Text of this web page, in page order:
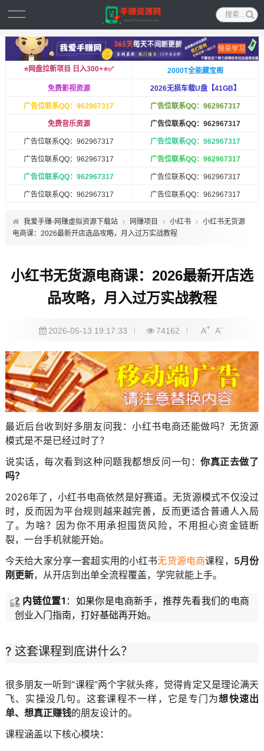
⭐️网盘拉新项目 日入300+⭐️✅ 2000T全能藏宝阁
免费影视资源 2026无损车载U盘【41GB】
广告位联系QQ：962967317 广告位联系QQ：962967317
免费音乐资源 广告位联系QQ：962967317
广告位联系QQ：962967317 广告位联系QQ：962967317
广告位联系QQ：962967317 广告位联系QQ：962967317
广告位联系QQ：962967317 广告位联系QQ：962967317
广告位联系QQ：962967317 广告位联系QQ：962967317
我爱手赚-网赚虚拟资源下载站 网赚项目 小红书
小红书无货源
电商课：2026最新开店选品攻略，月入过万实战教程
小红书无货源电商课：2026最新开店选
品攻略，月入过万实战教程
2026-05-13 19:17:33 74162 A+ A-
最近后台收到好多朋友问我：小红书电商还能做吗？无货源
模式是不是已经过时了？
说实话，每次看到这种问题我都想反问一句：你真正去做了
吗？
2026年了，小红书电商依然是好赛道。无货源模式不仅没过
时，反而因为平台规则越来越完善，反而更适合普通人入局
了。为啥？因为你不用承担囤货风险，不用担心资金链断
裂，一台手机就能开始。
今天给大家分享一套超实用的小红书无货源电商课程， 5月份
刚更新，从开店到出单全流程覆盖，学完就能上手。
? 内链位置1 ：如果你是电商新手，推荐先看我们的 电商
创业入门指南，打好基础再开始。
? 这套课程到底讲什么？
很多朋友一听到“课程”两个字就头疼，觉得肯定又是理论满天
飞、实操没几句。这套课程不一样，它是专门为想快速出
单、想真正赚钱的朋友设计的。
课程涵盖以下核心模块：